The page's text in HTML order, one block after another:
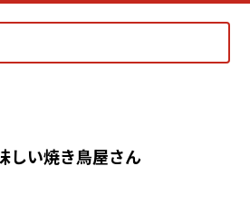
しい焼き鳥屋さん